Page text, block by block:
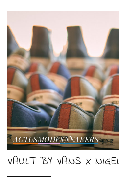
ACTUSMODESNEAKERS
VAULT BY VANS X